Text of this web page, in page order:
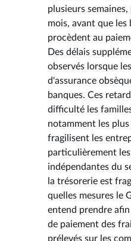
plusieurs
mois, avant que les
procèdent au
Des délais
observés lorsque
d'assurance
banques. Ces
difficulté les
notamment les
fragilisent les
particulièrement
indépendantes du
la trésorerie est
quelles mesures le
entend prendre
de paiement des
prélevés sur les